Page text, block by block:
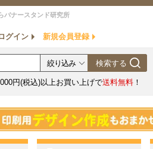
バナースタンド研究所
グイン 新規会員登録
円(税込)以上お買い上げで送料無料 ！